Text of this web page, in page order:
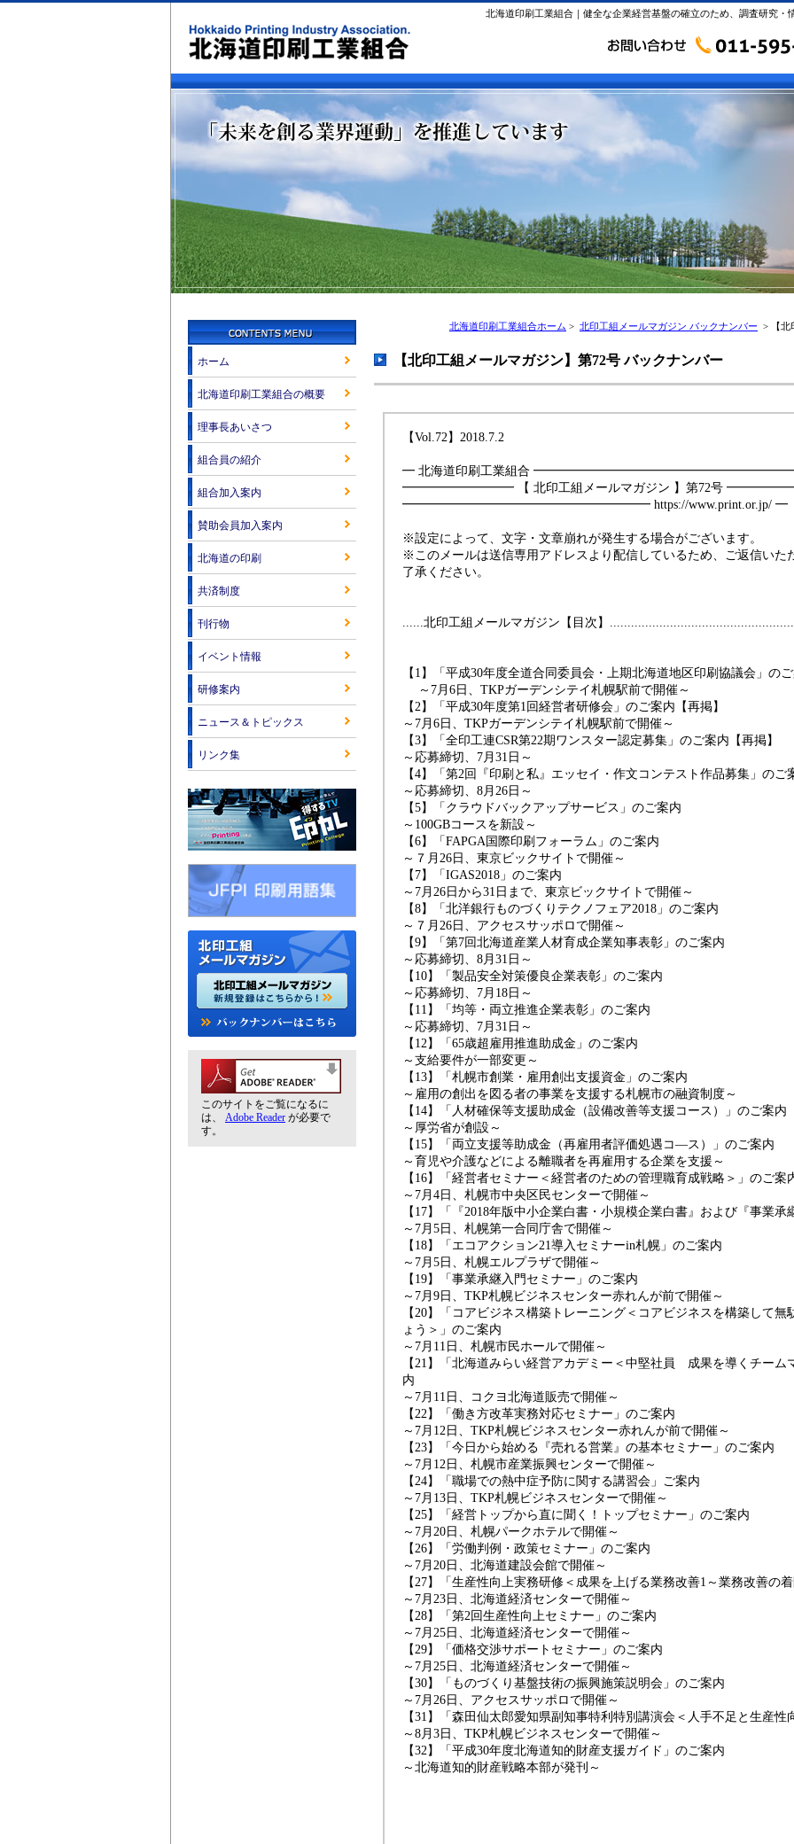
北海道印刷工業組合｜健全な企業経営基盤の確立のため、調査研究
北海道印刷工業組合ホーム > 北印工組メールマガジン バックナンバー > 【北
【北印工組メールマガジン】第72号 バックナンバー
【Vol.72】2018.7.2
━ 北海道印刷工業組合
━━━━━━━━━ 【 北印工組メールマガジン 】第72号
━━━━━━━━━━━━━━━━━━━━ https://www.print.or.jp/ ━
※設定によって、文字・文章崩れが発生する場合がございます。
※このメールは送信専用アドレスより配信しているため、ご返信いた
了承ください。
......北印工組メールマガジン【目次】
【1】「平成30年度全道合同委員会・上期北海道地区印刷協議会」の
～7月6日、TKPガーデンシテイ札幌駅前で開催～
【2】「平成30年度第1回経営者研修会」のご案内【再掲】
～7月6日、TKPガーデンシテイ札幌駅前で開催～
【3】「全印工連CSR第22期ワンスター認定募集」のご案内【再掲】
～応募締切、7月31日～
【4】「第2回『印刷と私』エッセイ・作文コンテスト作品募集」のご
～応募締切、8月26日～
【5】「クラウドバックアップサービス」のご案内
～100GBコースを新設～
【6】「FAPGA国際印刷フォーラム」のご案内
～７月26日、東京ビックサイトで開催～
【7】「IGAS2018」のご案内
～7月26日から31日まで、東京ビックサイトで開催～
【8】「北洋銀行ものづくりテクノフェア2018」のご案内
～７月26日、アクセスサッポロで開催～
【9】「第7回北海道産業人材育成企業知事表彰」のご案内
～応募締切、8月31日～
【10】「製品安全対策優良企業表彰」のご案内
～応募締切、7月18日～
【11】「均等・両立推進企業表彰」のご案内
～応募締切、7月31日～
【12】「65歳超雇用推進助成金」のご案内
～支給要件が一部変更～
【13】「札幌市創業・雇用創出支援資金」のご案内
～雇用の創出を図る者の事業を支援する札幌市の融資制度～
【14】「人材確保等支援助成金（設備改善等支援コース）」のご案内
～厚労省が創設～
【15】「両立支援等助成金（再雇用者評価処遇コ―ス）」のご案内
～育児や介護などによる離職者を再雇用する企業を支援～
【16】「経営者セミナー＜経営者のための管理職育成戦略＞」のご案
～7月4日、札幌市中央区民センターで開催～
【17】「『2018年版中小企業白書・小規模企業白書』および『事業
～7月5日、札幌第一合同庁舎で開催～
【18】「エコアクション21導入セミナーin札幌」のご案内
～7月5日、札幌エルプラザで開催～
【19】「事業承継入門セミナー」のご案内
～7月9日、TKP札幌ビジネスセンター赤れんが前で開催～
【20】「コアビジネス構築トレーニング＜コアビジネスを構築して
ょう＞」のご案内
～7月11日、札幌市民ホールで開催～
【21】「北海道みらい経営アカデミー＜中堅社員 成果を導くチーム
内
～7月11日、コクヨ北海道販売で開催～
【22】「働き方改革実務対応セミナー」のご案内
～7月12日、TKP札幌ビジネスセンター赤れんが前で開催～
【23】「今日から始める『売れる営業』の基本セミナー」のご案内
～7月12日、札幌市産業振興センターで開催～
【24】「職場での熱中症予防に関する講習会」ご案内
～7月13日、TKP札幌ビジネスセンターで開催～
【25】「経営トップから直に聞く！トップセミナー」のご案内
～7月20日、札幌パークホテルで開催～
【26】「労働判例・政策セミナー」のご案内
～7月20日、北海道建設会館で開催～
【27】「生産性向上実務研修＜成果を上げる業務改善1～業務改善の
～7月23日、北海道経済センターで開催～
【28】「第2回生産性向上セミナー」のご案内
～7月25日、北海道経済センターで開催～
【29】「価格交渉サポートセミナー」のご案内
～7月25日、北海道経済センターで開催～
【30】「ものづくり基盤技術の振興施策説明会」のご案内
～7月26日、アクセスサッポロで開催～
【31】「森田仙太郎愛知県副知事特利特別講演会＜人手不足と生産性
～8月3日、TKP札幌ビジネスセンターで開催～
【32】「平成30年度北海道知的財産支援ガイド」のご案内
～北海道知的財産戦略本部が発刊～
ホーム
北海道印刷工業組合の概要
理事長あいさつ
組合員の紹介
組合加入案内
賛助会員加入案内
北海道の印刷
共済制度
刊行物
イベント情報
研修案内
ニュース＆トピックス
リンク集
このサイトをご覧になるに
は、 Adobe Reader が必要で
す。